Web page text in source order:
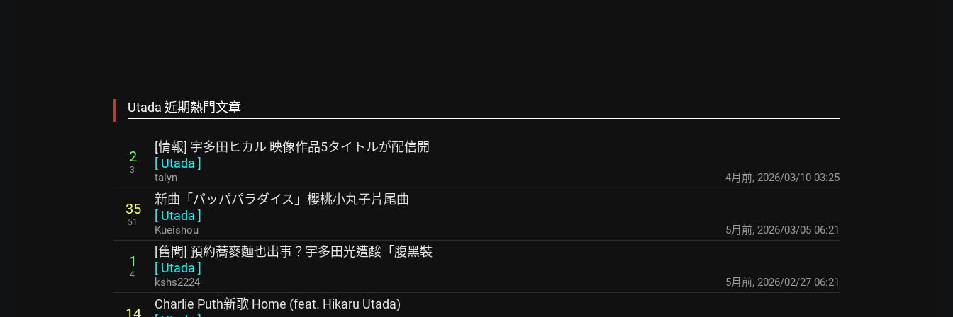
Utada 近期熱門文章
2
3
[情報] 宇多田ヒカル 映像作品5タイトルが配信開
[ Utada ]
talyn 4月前, 2026/03/10 03:25
35
51
新曲「パッパパラダイス」櫻桃小丸子片尾曲
[ Utada ]
Kueishou 5月前, 2026/03/05 06:21
1
4
[舊聞] 預約蕎麥麵也出事？宇多田光遭酸「腹黑裝
[ Utada ]
kshs2224 5月前, 2026/02/27 06:21
14
Charlie Puth新歌 Home (feat. Hikaru Utada)